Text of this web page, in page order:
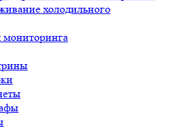
холодильного
мониторинга